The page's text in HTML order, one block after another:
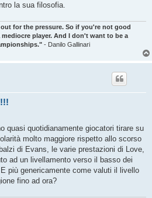
la sua filosofia.
for the pressure. So if you're not good
player. And I don't want to be a
- Danilo Gallinari
quasi quotidianamente giocatori tirare su
molto maggiore rispetto allo scorso
di Evans, le varie prestazioni di Love,
ad un livellamento verso il basso dei
più genericamente come valuti il livello
fino ad ora?